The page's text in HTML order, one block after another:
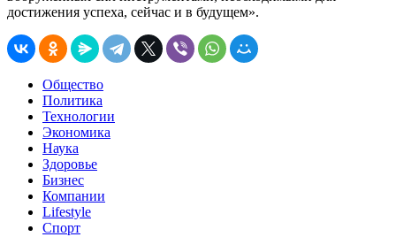
достижения успеха, сейчас и в будущем».
Общество
Политика
Технологии
Экономика
Наука
Здоровье
Бизнес
Компании
Lifestyle
Спорт